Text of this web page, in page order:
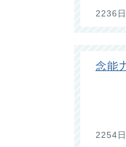
2236
念能
2254